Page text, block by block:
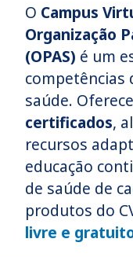
Trazer o
O Campus
Organização
(OPAS) é um
competências
saúde.
certificados,
recursos
educação
de saúde de
produtos do
livre e